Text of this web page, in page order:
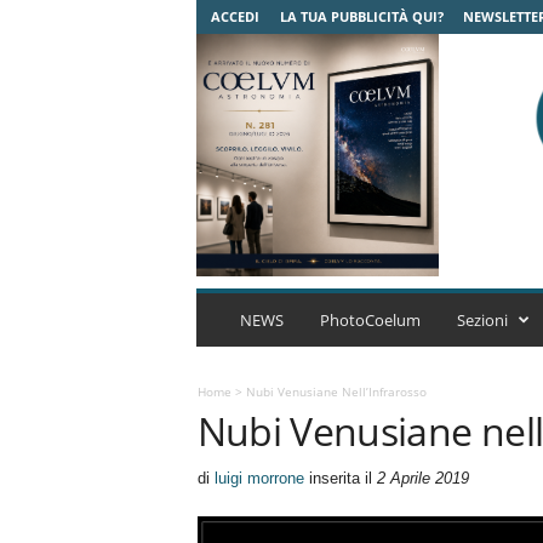
ACCEDI LA TUA PUBBLICITÀ QUI?
C
r
NEWS PhotoCoelum Sezioni
Home > Nubi Venusiane Nell’Infrarosso
Nubi Venusiane
di luigi morroneinserita il 2 Aprile 2019